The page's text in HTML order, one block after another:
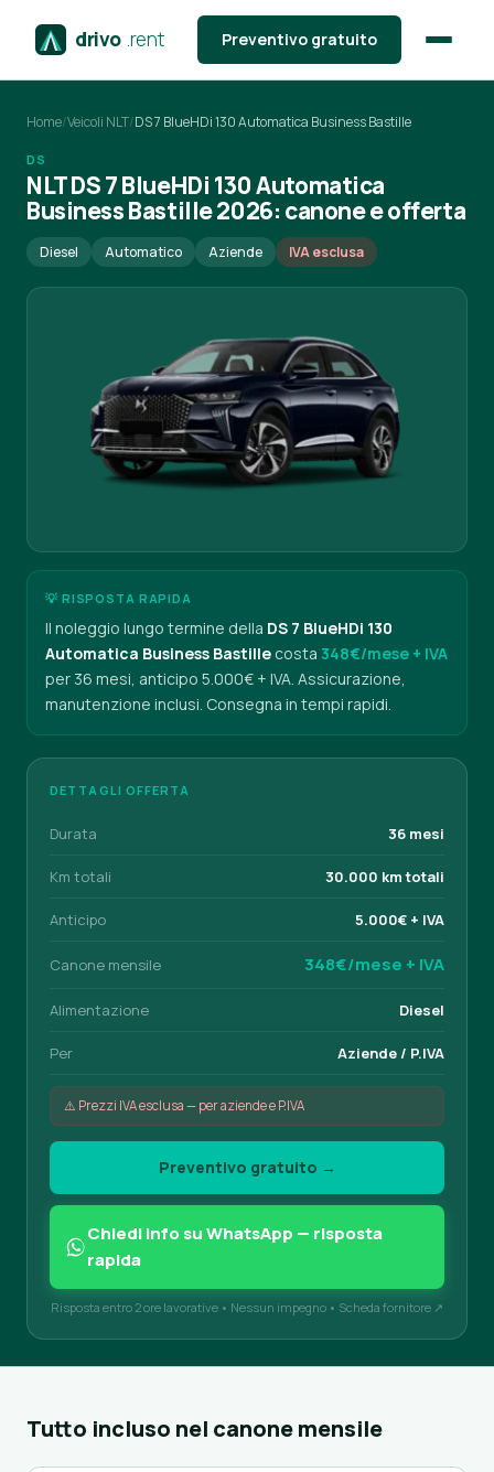
drivo .rent Preventivo gratuito
Home/Veicoli NLT/DS 7 BlueHDi 130 Automatica Business Bastille
DS
NLT DS 7 BlueHDi 130 Automatica
Business Bastille 2026: canone e offerta
Diesel Automatico Aziende IVA esclusa
💡 RISPOSTA RAPIDA
Il noleggio lungo termine della DS 7 BlueHDi 130
Automatica Business Bastille costa 348€/mese + IVA
per 36 mesi, anticipo 5.000€ + IVA. Assicurazione,
manutenzione inclusi. Consegna in tempi rapidi.
DETTAGLI OFFERTA
Durata 36 mesi
Km totali 30.000 km totali
Anticipo 5.000€ + IVA
Canone mensile 348€/mese + IVA
Alimentazione Diesel
Per Aziende / P.IVA
⚠️ Prezzi IVA esclusa — per aziende e P.IVA
Preventivo gratuito →
Chiedi info su WhatsApp — risposta
rapida
Risposta entro 2 ore lavorative • Nessun impegno • Scheda fornitore ↗
Tutto incluso nel canone mensile